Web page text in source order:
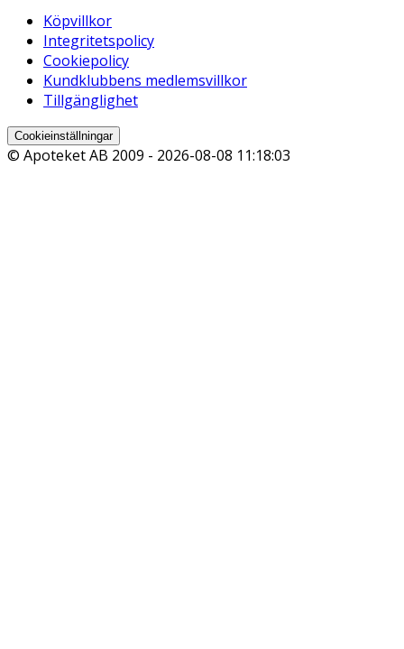
Köpvillkor
Integritetspolicy
Cookiepolicy
Kundklubbens medlemsvillkor
Tillgänglighet
Cookieinställningar
© Apoteket AB 2009 - 2026-08-08 11:18:03